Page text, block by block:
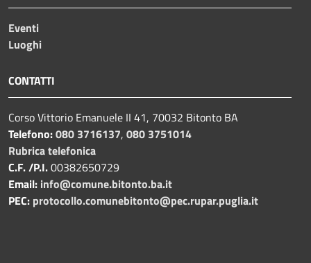
Eventi
Luoghi
CONTATTI
Corso Vittorio Emanuele II 41, 70032 Bitonto BA
Telefono:080 3716137, 080 3751014
Rubrica telefonica
C.F. /P.I.00382650729
Email: info@comune.bitonto.ba.it
PEC: protocollo.comunebitonto@pec.rupar.puglia.it